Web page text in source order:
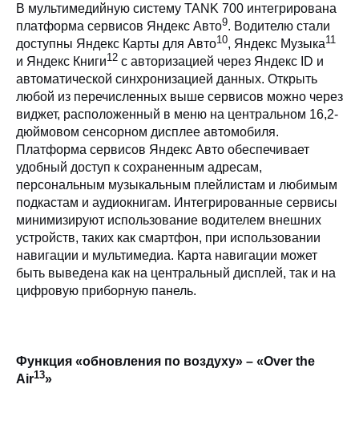
В мультимедийную систему TANK 700 интегрирована
платформа сервисов Яндекс Авто9. Водителю стали
доступны Яндекс Карты для Авто10, Яндекс Музыка11
и Яндекс Книги12 с авторизацией через Яндекс ID и
автоматической синхронизацией данных. Открыть
любой из перечисленных выше сервисов можно через
виджет, расположенный в меню на центральном 16,2-
дюймовом сенсорном дисплее автомобиля.
Платформа сервисов Яндекс Авто обеспечивает
удобный доступ к сохраненным адресам,
персональным музыкальным плейлистам и любимым
подкастам и аудиокнигам. Интегрированные сервисы
минимизируют использование водителем внешних
устройств, таких как смартфон, при использовании
навигации и мультимедиа. Карта навигации может
быть выведена как на центральный дисплей, так и на
цифровую приборную панель.
Функция «обновления по воздуху» – «Over the
Air13»